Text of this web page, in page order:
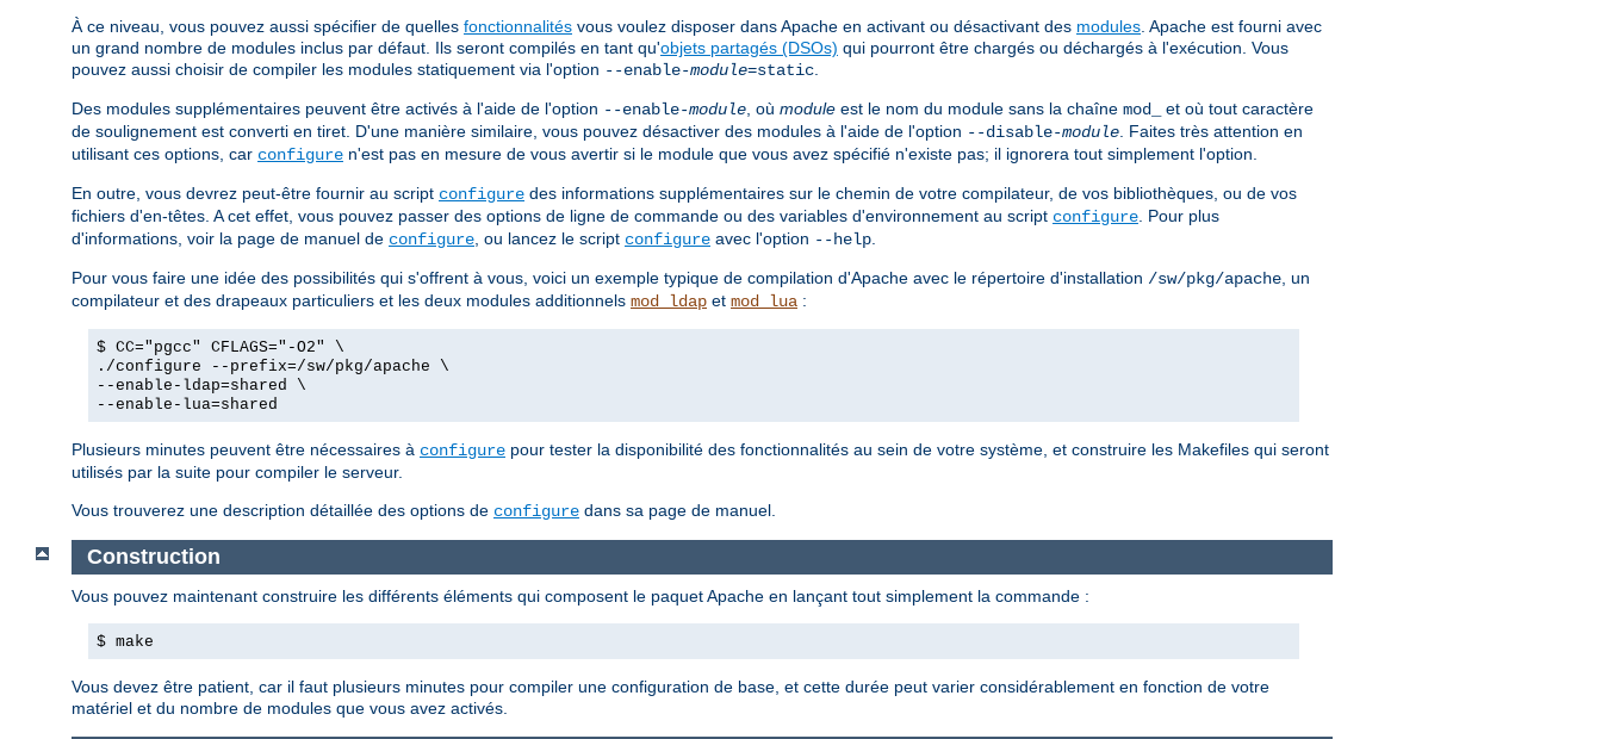
À ce niveau, vous pouvez aussi spécifier de quelles fonctionnalités vous voulez disposer dans Apache en activant ou désactivant des modules. Apache est fourni avec
un grand nombre de modules inclus par défaut. Ils seront compilés en tant qu'objets partagés (DSOs) qui pourront être chargés ou déchargés à l'exécution. Vous
pouvez aussi choisir de compiler les modules statiquement via l'option --enable-module=static.
Des modules supplémentaires peuvent être activés à l'aide de l'option --enable-module, où module est le nom du module sans la chaîne mod_
et où tout caractère
de soulignement est converti en tiret. D'une manière similaire, vous pouvez désactiver des modules à l'aide de l'option --disable-module. Faites très attention en
utilisant ces options, car configure n'est pas en mesure de vous avertir si le module que vous avez spécifié n'existe pas; il ignorera tout simplement l'option.
En outre, vous devrez peut-être fournir au script configure des informations supplémentaires sur le chemin de votre compilateur, de vos bibliothèques, ou de vos
fichiers d'en-têtes. A cet effet, vous pouvez passer des options de ligne de commande ou des variables d'environnement au script configure. Pour plus
d'informations, voir la page de manuel de configure, ou lancez le script configure avec l'option --help.
Pour vous faire une idée des possibilités qui s'offrent à vous, voici un exemple typique de compilation d'Apache avec le répertoire d'installation /sw/pkg/apache, un
compilateur et des drapeaux particuliers et les deux modules additionnels mod_ldap et mod_lua :
$ CC="pgcc" CFLAGS="-O2" \
./configure --prefix=/sw/pkg/apache \
--enable-ldap=shared \
--enable-lua=shared
Plusieurs minutes peuvent être nécessaires à configure pour tester la disponibilité des fonctionnalités au sein de votre système, et construire les Makefiles qui seront
utilisés par la suite pour compiler le serveur.
Vous trouverez une description détaillée des options de configure dans sa page de manuel.
Construction
Vous pouvez maintenant construire les différents éléments qui composent le paquet Apache en lançant tout simplement la commande :
$ make
Vous devez être patient, car il faut plusieurs minutes pour compiler une configuration de base, et cette durée peut varier considérablement en fonction de votre
matériel et du nombre de modules que vous avez activés.